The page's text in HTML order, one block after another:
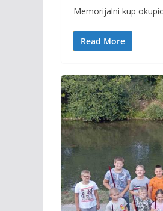
e
b
o
o
k
itt
er
ai
Memorijalni kup
Read More